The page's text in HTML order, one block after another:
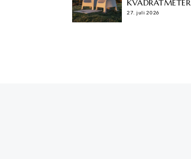
KVADRATMETER
27. juli 2026